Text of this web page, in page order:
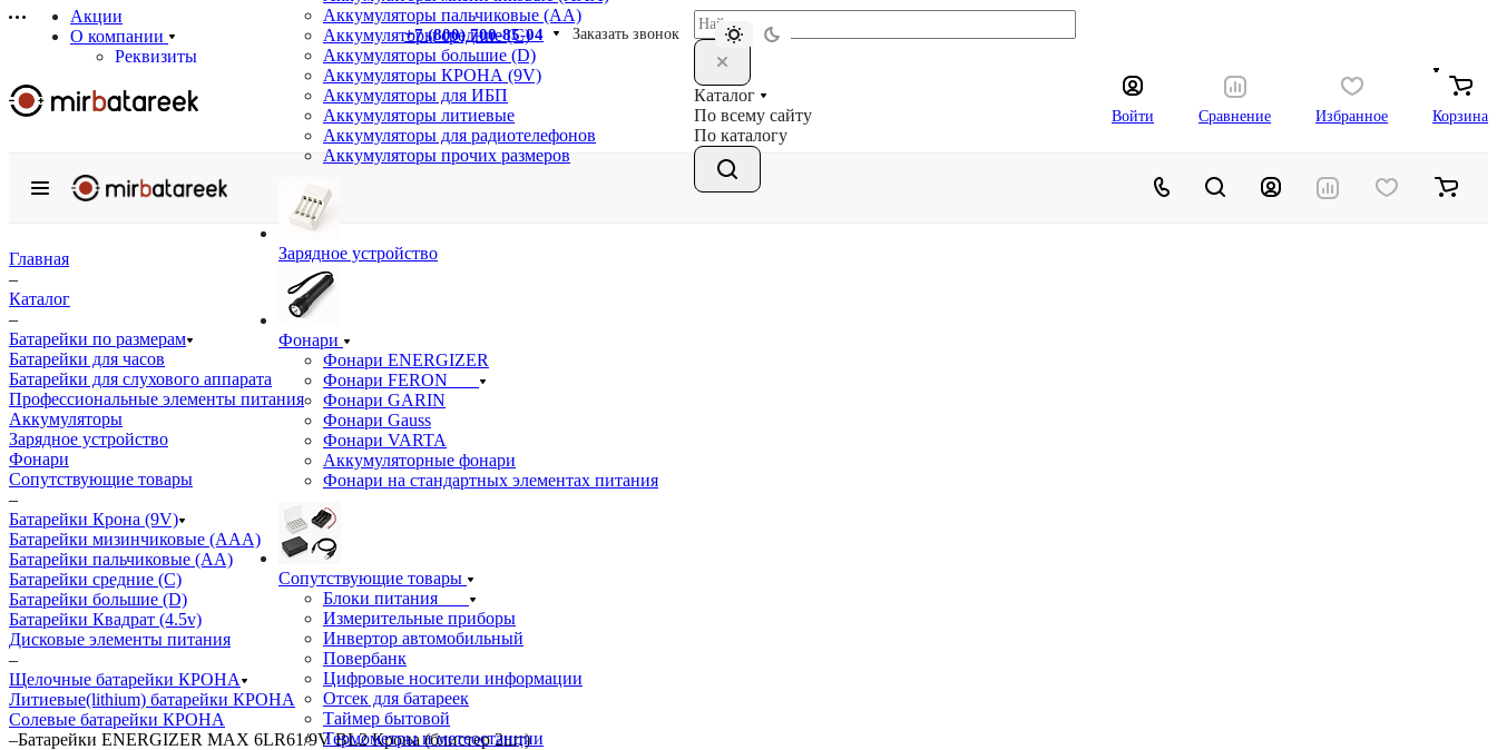
Акции
О компании
Реквизиты
Отзывы
Статьи
Услуги
Аккумуляторные сборки на заказ
Возврат товара
Оптовым покупателям
Вопрос-ответ
Контакты
+7 (800) 700-85-04 Заказать звонок
Аккумуляторы пальчиковые (АА)
Аккумуляторы средние (С)
Аккумуляторы большие (D)
Аккумуляторы КРОНА (9V)
Аккумуляторы для ИБП
Аккумуляторы литиевые
Аккумуляторы для радиотелефонов
Аккумуляторы прочих размеров
Зарядное устройство
Фонари
Фонари ENERGIZER
Фонари FERON
Фонари GARIN
Фонари Gauss
Фонари VARTA
Аккумуляторные фонари
Фонари на стандартных элементах питания
Сопутствующие товары
Блоки питания
Измерительные приборы
Инвертор автомобильный
Повербанк
Цифровые носители информации
Отсек для батареек
Таймер бытовой
Термометры и метеостанции
Каталог
По всему сайту
По каталогу
Войти Сравнение Избранное Корзина
Главная
–
Каталог
–
Батарейки по размерам
Батарейки для часов
Батарейки для слухового аппарата
Профессиональные элементы питания
Аккумуляторы
Зарядное устройство
Фонари
Сопутствующие товары
–
Батарейки Крона (9V)
Батарейки мизинчиковые (ААА)
Батарейки пальчиковые (АА)
Батарейки средние (С)
Батарейки большие (D)
Батарейки Квадрат (4.5v)
Дисковые элементы питания
–
Щелочные батарейки КРОНА
Литиевые(lithium) батарейки КРОНА
Солевые батарейки КРОНА
–Батарейки ENERGIZER MAX 6LR61/9V BL2 Крона (блистер 2шт)